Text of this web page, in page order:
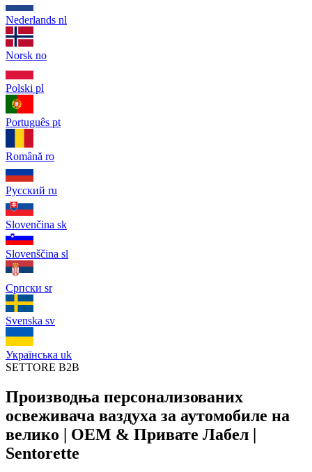
Nederlands nl
Norsk no
Polski pl
Português pt
Română ro
Русский ru
Slovenčina sk
Slovenščina sl
Српски sr
Svenska sv
Українська uk
SETTORE B2B
Производња персонализованих
освеживача ваздуха за аутомобиле на
велико | ОЕМ & Привате Лабел |
Sentorette